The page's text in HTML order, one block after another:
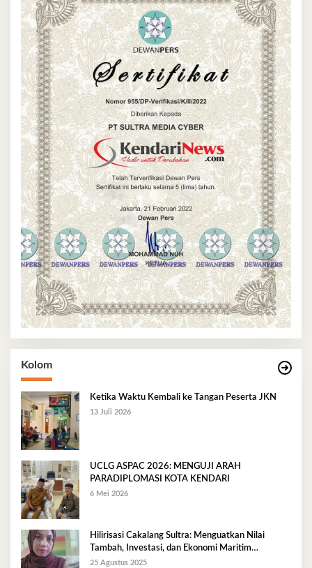
Kolom
Ketika Waktu Kembali ke Tangan Peserta JKN
13 Juli 2026
UCLG ASPAC 2026: MENGUJI ARAH
PARADIPLOMASI KOTA KENDARI
6 Mei 2026
Hilirisasi Cakalang Sultra: Menguatkan Nilai
Tambah, Investasi, dan Ekonomi Maritim
Berkelanjutan
25 Agustus 2025